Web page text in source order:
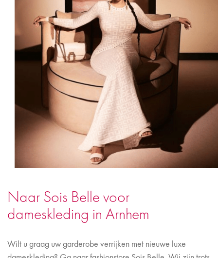
Naar Sois Belle voor
dameskleding in Arnhem
Wilt u graag uw garderobe verrijken met nieuwe luxe